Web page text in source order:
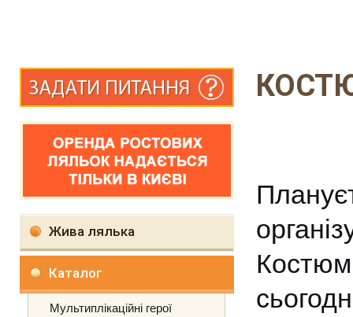
Жива лялька
Каталог
Мультиплікаційні герої